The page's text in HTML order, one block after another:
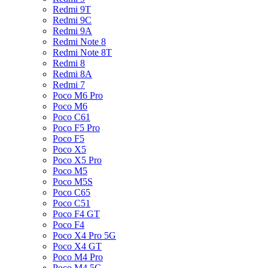
Redmi 9T
Redmi 9C
Redmi 9A
Redmi Note 8
Redmi Note 8T
Redmi 8
Redmi 8A
Redmi 7
Poco M6 Pro
Poco M6
Poco C61
Poco F5 Pro
Poco F5
Poco X5
Poco X5 Pro
Poco M5
Poco M5S
Poco C65
Poco C51
Poco F4 GT
Poco F4
Poco X4 Pro 5G
Poco X4 GT
Poco M4 Pro